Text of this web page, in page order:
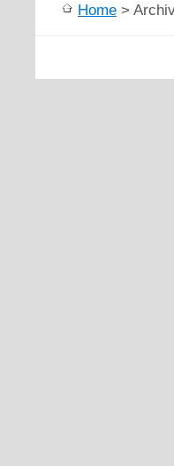
Home >